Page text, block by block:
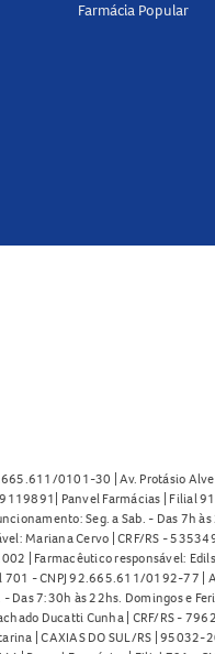
Farmácia Popular
0101-30 | Av. Protásio
Panvel Farmácias | Filial
Seg. a Sab. - Das 7h
Mariana Cervo | CRF/RS -
| Farmacêutico responsável:
- CNPJ 92.665.611/0192-77 |
Das 7:30h às 22hs. Domingos e
Ducatti Cunha | CRF/RS -
| CAXIAS DO SUL/RS |